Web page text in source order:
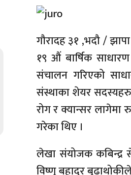
गौरादह ३१ ,भदौ /
१९ औं बार्षिक
संचालन गरिएको
संस्थाका शेयर
रोग र क्यान्सर लागेमा
गरेका थिए ।
लेखा संयोजक कबिन्द्र